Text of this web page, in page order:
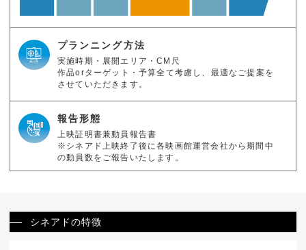
プランニング方法
実施時期・展開エリア・CM尺
作品orターゲット・予算全て考慮し、最適なご提案を
させていただきます。
報告形態
上映証明書兼動員報告書
※シネアド上映終了後に各映画館運営会社から期間中
の動員数をご報告いたします。
シネアドの特徴